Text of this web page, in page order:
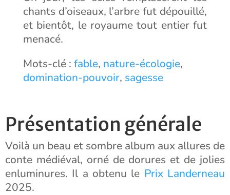
chants d’oiseaux, l’arbre fut dépouillé,
et bientôt, le royaume tout entier fut
menacé.
Mots-clé : fable, nature-écologie,
domination-pouvoir, sagesse
Présentation générale
Voilà un beau et sombre album aux allures de
conte médiéval, orné de dorures et de jolies
enluminures. Il a obtenu le Prix Landerneau
2025.